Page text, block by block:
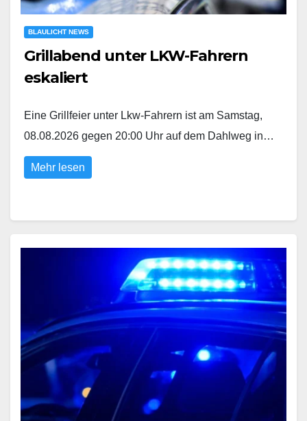
BLAULICHT NEWS
Grillabend unter LKW-Fahrern
eskaliert
Eine Grillfeier unter Lkw-Fahrern ist am Samstag,
08.08.2026 gegen 20:00 Uhr auf dem Dahlweg in…
Mehr lesen